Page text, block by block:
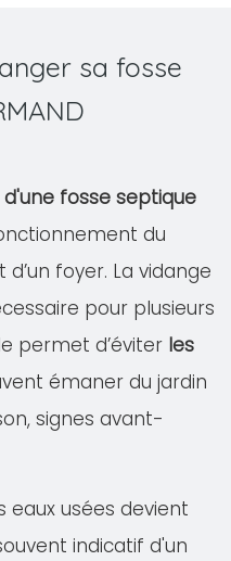
sa fosse
fosse septique
du
foyer. La vidange
pour plusieurs
permet d’éviter les
émaner du jardin
signes avant-
eaux usées devient
indicatif d'un